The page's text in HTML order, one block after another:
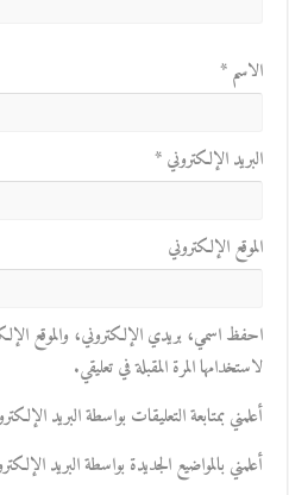
الاسم*
البريد الإلكتروني*
الموقع الإلكتروني
احفظ اسمي، بريدي الإلكتروني، والموقع
لاستخدامها المرة المقبلة في تعليقي.
أعلمني بمتابعة التعليقات بواسطة البريد
أعلمني بالمواضيع الجديدة بواسطة البريد